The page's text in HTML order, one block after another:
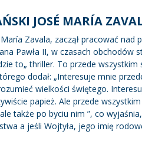
JOSÉ MARÍA
Zavala, zaczął pracować
Pawła II, w czasach obchodów
to„ thriller. To przede
dodał: „Interesuje mnie
wielkości świętego.
papież. Ale przede
także po byciu nim ”, co
a jeśli Wojtyła, jego imię